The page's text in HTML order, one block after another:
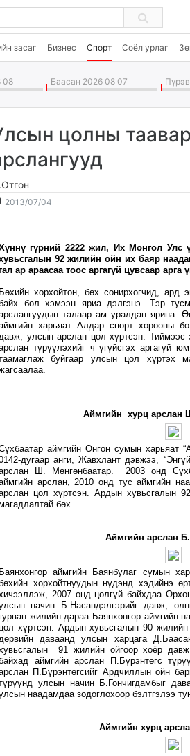
засаг Бизнес Спорт Соёл урлаг
08 Баасан 2026 08 07 Пүрэв
цолны
2013/07/04
15:55:38
19:35:02
гүрний 2222 жил, Их Монгол Улс
92 жилийн ойн их баяр
ар араасаа тоос аргагүй цувсаар арга
хорхойтон, бөх сонирхогчид, ард
бол хэмээн яриа дэлгэнэ. Тэр
талаар ам уралдан ярина.
харьяат Алдар спорт хорооны
улсын арслан цол хүртсэн. Тиймээс
түрүүлэхийг ч үгүйсгэх аргагүй
буйгаар улсын цол хүртэх
Аймгийн хурц арслан
аймгийн Онгон сумын харьяат
дугаар анги, Жавхлант дэвжээ,
Ш. Мөнгөнбаатар. 2003 онд
арслан, 2010 онд тус аймгийн
цол хүртсэн. Ардын хувьсгалын
бөх.
Аймгийн арслан
аймгийн Баянбулаг сумын
хорхойтнуудын нүдэнд хэдийнэ
2007 онд цолгүй байхдаа
начин Б.Насандэлгэрийг давж,
жилийн дараа Баянхонгор аймгийн
хүртсэн. Ардын хувьсгалын 90
даваанд улсын харцага
91 жилийн ойгоор хоёр
аймгийн арслан П.Бүрэнтөгс
П.Бүрэнтөгсийг Ардчиллын ойн
улсын начин Б.Гончигдамбыг
наадамдаа зодоглохоор бэлтгэлээ
Аймгийн хурц